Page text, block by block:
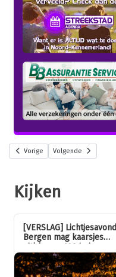
Vorige Volgende
Kijken
[VERSLAG] Lichtjesavond
Bergen mag kaarsjes
uitblazen: 100 jarig
jubileum!